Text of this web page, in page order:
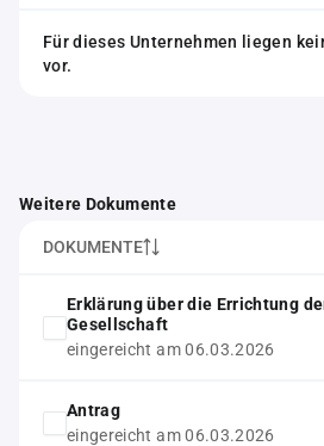
Für dieses Unternehmen liegen
vor.
Weitere Dokumente
DOKUMENTE
Erklärung über die Errichtung
Gesellschaft
eingereicht am 06.03.2026
Antrag
eingereicht am 06.03.2026